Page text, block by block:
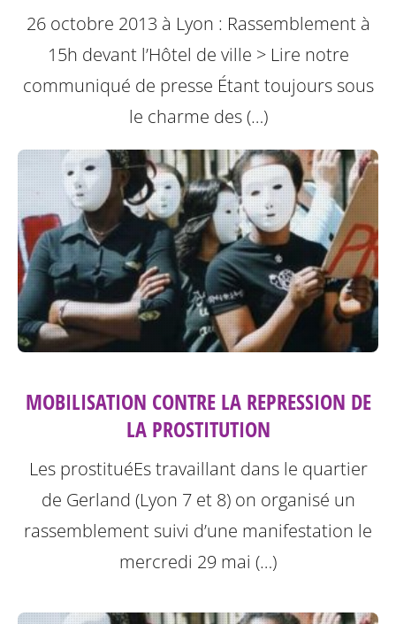
26 octobre 2013 à Lyon : Rassemblement à
15h devant l’Hôtel de ville > Lire notre
communiqué de presse Étant toujours sous
le charme des (…)
MOBILISATION CONTRE LA REPRESSION DE
LA PROSTITUTION
Les prostituéEs travaillant dans le quartier
de Gerland (Lyon 7 et 8) on organisé un
rassemblement suivi d’une manifestation le
mercredi 29 mai (…)